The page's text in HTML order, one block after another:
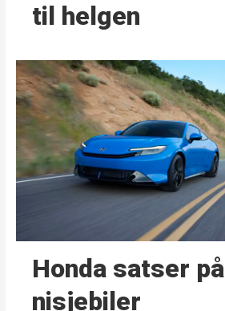
til helgen
Honda satser på
nisjebiler